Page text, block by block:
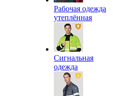
Рабочая одежда
утеплённая
Сигнальная
одежда